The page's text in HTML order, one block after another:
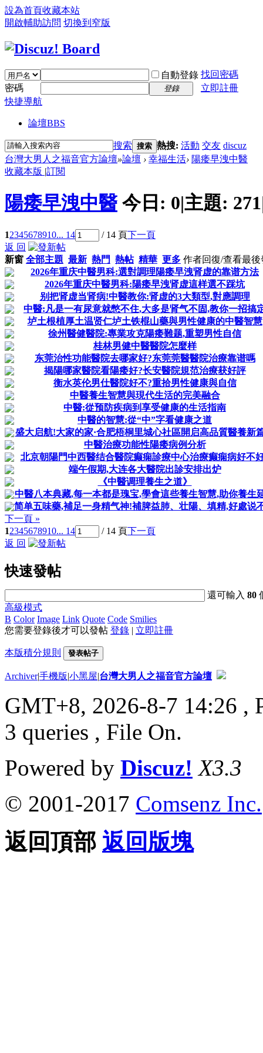
設為首頁收藏本站
開啟輔助訪問 切換到窄版
自動登錄 找回密碼
密碼
登錄
立即註冊
快捷導航
論壇BBS
搜索 搜索 熱搜: 活動 交友 discuz
台灣大男人之福音官方論壇»論壇 › 幸福生活› 陽痿早洩中醫
收藏本版 |訂閱
陽痿早洩中醫 今日: 0|主題: 271
12345678910... 14 / 14 頁下一頁
返 回
新窗 全部主題 最新 熱門 熱帖 精華 更多 作者回復/查看最後
2026年重庆中醫男科:選對調理陽痿早洩肾虚的靠谱方法
2026年重庆中醫男科:陽痿早洩肾虚這样選不踩坑
别把肾虚当肾病!中醫教你:肾虚的3大類型,對應調理
中醫:凡是一有尿意就憋不住,大多是肾气不固,教你一招搞
垆土根植厚土温贤仁垆土铁棍山藥與男性健康的中醫智慧
徐州醫健醫院:專業攻克陽痿難题,重塑男性自信
桂林男健中醫醫院怎麼样
东莞治性功能醫院去哪家好?东莞莞醫醫院治療靠谱嗎
揭陽哪家醫院看陽痿好?长安醫院規范治療获好評
衡水英伦男仕醫院好不?重拾男性健康與自信
中醫養生智慧與現代生活的完美融合
中醫:從预防疾病到享受健康的生活指南
中醫的智慧:從“中”字看健康之道
盛大启航!大家的家·合肥梧桐里城心社區開启高品質醫養新
中醫治療功能性陽痿病例分析
北京朝陽門中西醫结合醫院癫痫診療中心治療癫痫病好不
端午假期,大连各大醫院出診安排出炉
《中醫调理養生之道》
中醫八本典藏,每一本都是瑰宝,學會這些養生智慧,助你養生
简单五味藥,補足一身精气神!補脾益肺、壮陽、填精,好處说
下一頁 »
12345678910... 14 / 14 頁下一頁
返 回
快速發帖
還可輸入80
高級模式
B Color Image Link Quote Code Smilies
您需要登錄後才可以發帖 登錄 | 立即註冊
本版積分規則 發表帖子
Archiver|手機版|小黑屋|台灣大男人之福音官方論壇
GMT+8, 2026-8-7 14:26 ,
3 queries , File On.
Powered by Discuz! X3.3
© 2001-2017 Comsenz Inc.
返回頂部 返回版塊